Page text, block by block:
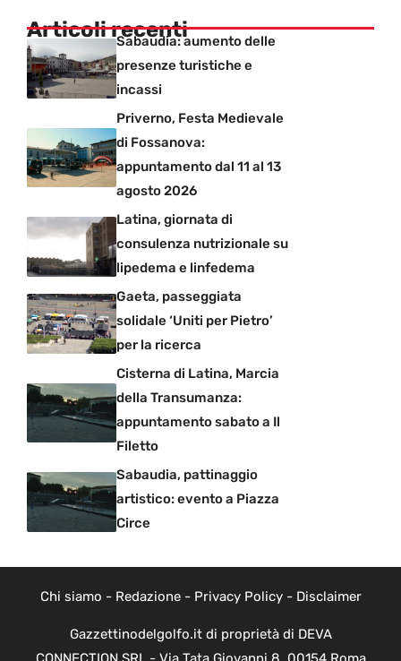
Articoli recentiSabaudia: aumento delle
presenze turistiche e
incassi
Priverno, Festa Medievale
di Fossanova:
appuntamento dal 11 al 13
agosto 2026
Latina, giornata di
consulenza nutrizionale su
lipedema e linfedema
Gaeta, passeggiata
solidale ‘Uniti per Pietro’
per la ricerca
Cisterna di Latina, Marcia
della Transumanza:
appuntamento sabato a Il
Filetto
Sabaudia, pattinaggio
artistico: evento a Piazza
Circe
Chi siamo - Redazione- Privacy Policy- Disclaimer
Gazzettinodelgolfo.it di proprietà di DEVA